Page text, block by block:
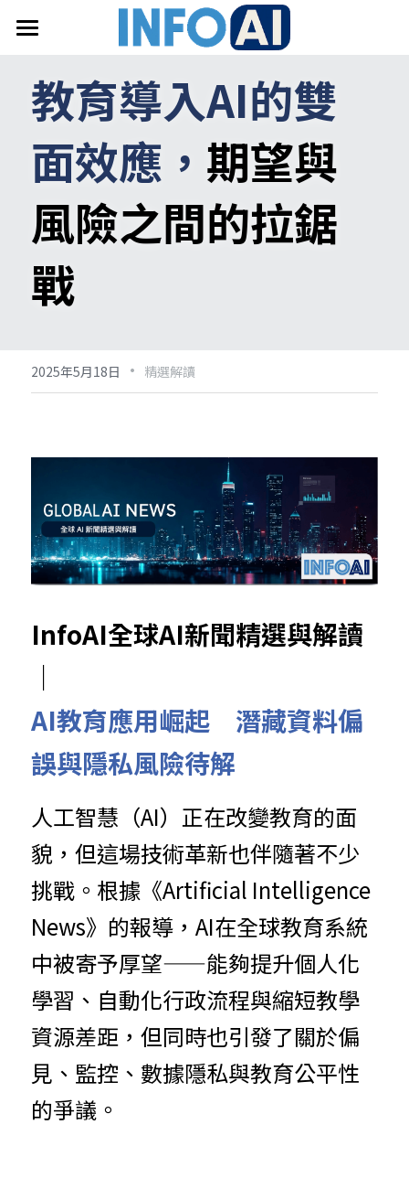
關於InfoAI
訂閱電子報
最新文章
搜索
教育導入AI的雙
面效應， 期望與
風險之間的拉鋸
戰
2025年5月18日 · 精選解讀
InfoAI全球AI新聞精選與解讀
｜
AI教育應用崛起　潛藏資料偏
誤與隱私風險待解
人工智慧（AI）正在改變教育的面
貌，但這場技術革新也伴隨著不少
挑戰。根據《Artificial Intelligence
News》的報導，AI在全球教育系統
中被寄予厚望——能夠提升個人化
學習、自動化行政流程與縮短教學
資源差距，但同時也引發了關於偏
見、監控、數據隱私與教育公平性
的爭議。